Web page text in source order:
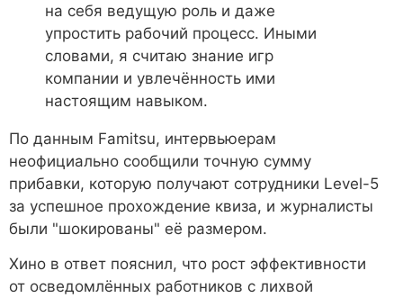
на себя ведущую роль и даже
упростить рабочий процесс. Иными
словами, я считаю знание игр
компании и увлечённость ими
настоящим навыком.
По данным Famitsu, интервьюерам
неофициально сообщили точную сумму
прибавки, которую получают сотрудники Level-5
за успешное прохождение квиза, и журналисты
были "шокированы" её размером.
Хино в ответ пояснил, что рост эффективности
от осведомлённых работников с лихвой